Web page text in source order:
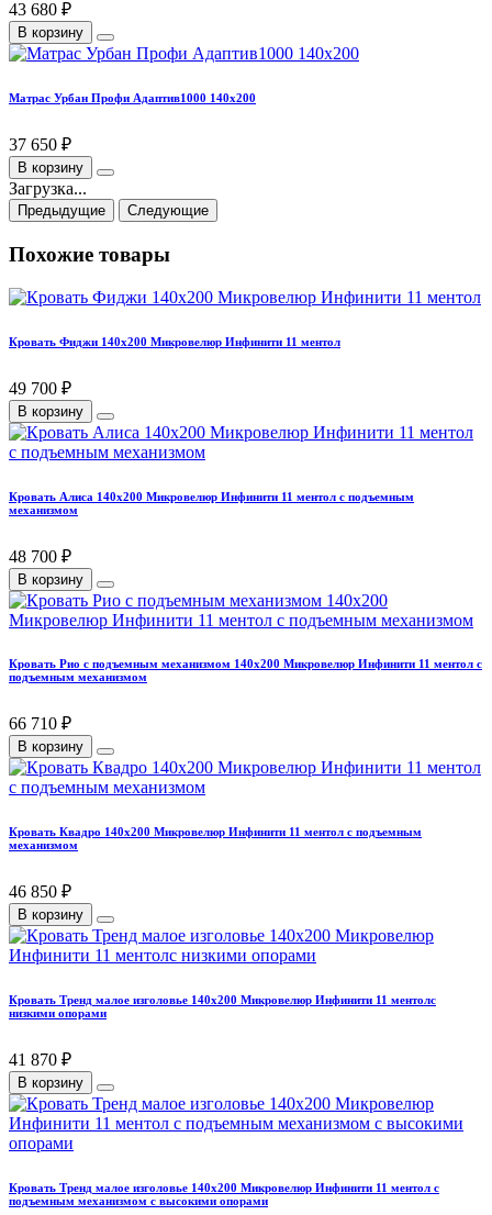
43 680 ₽
В корзину
Матрас Урбан Профи Адаптив1000 140х200
37 650 ₽
В корзину
Загрузка...
Предыдущие Следующие
Похожие товары
Кровать Фиджи 140х200 Микровелюр Инфинити 11 ментол
49 700 ₽
В корзину
Кровать Алиса 140х200 Микровелюр Инфинити 11 ментол с подъемным
механизмом
48 700 ₽
В корзину
Кровать Рио с подъемным механизмом 140х200 Микровелюр Инфинити 11 ментол с
подъемным механизмом
66 710 ₽
В корзину
Кровать Квадро 140х200 Микровелюр Инфинити 11 ментол с подъемным
механизмом
46 850 ₽
В корзину
Кровать Тренд малое изголовье 140х200 Микровелюр Инфинити 11 ментолс
низкими опорами
41 870 ₽
В корзину
Кровать Тренд малое изголовье 140х200 Микровелюр Инфинити 11 ментол с
подъемным механизмом с высокими опорами